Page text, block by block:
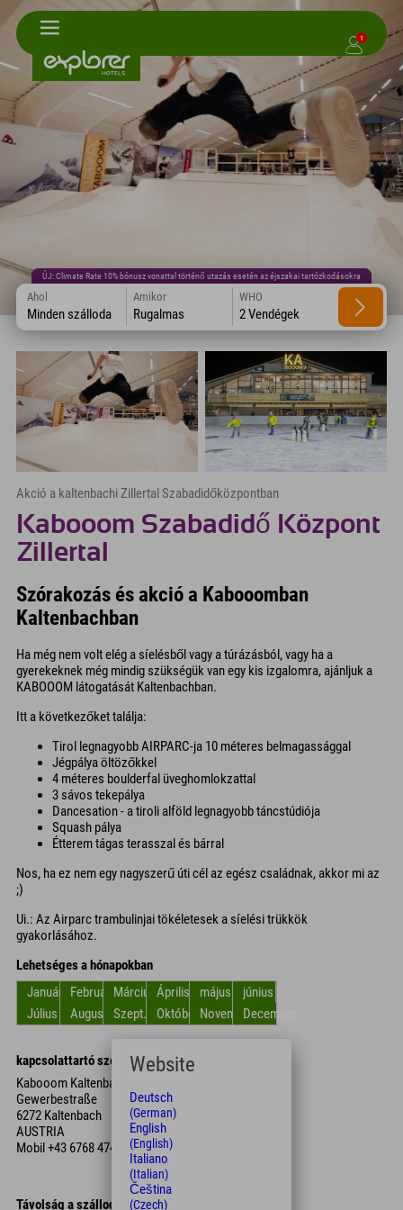
1
ÚJ: Climate Rate 10% bónusz vonattal történő utazás esetén az éjszakai tartózkodásokra
Ahol
Minden szálloda
Amikor
Rugalmas
WHO
2 Vendégek
Akció a kaltenbachi Zillertal Szabadidőközpontban
Kabooom Szabadidő Központ
Zillertal
Szórakozás és akció a Kabooomban
Kaltenbachban
Ha még nem volt elég a síelésből vagy a túrázásból, vagy ha a
gyerekeknek még mindig szükségük van egy kis izgalomra, ajánljuk a
KABOOOM látogatását Kaltenbachban.
Itt a következőket találja:
Tirol legnagyobb AIRPARC-ja 10 méteres belmagassággal
Jégpálya öltözőkkel
4 méteres boulderfal üveghomlokzattal
3 sávos tekepálya
Dancesation - a tiroli alföld legnagyobb táncstúdiója
Squash pálya
Étterem tágas terasszal és bárral
Nos, ha ez nem egy nagyszerű úti cél az egész családnak, akkor mi az
;)
Ui.: Az Airparc trambulinjai tökéletesek a síelési trükkök
gyakorlásához.
Lehetséges a hónapokban
Január
Február Március Április május
június
Július
AugusztusSzept. Október NovemberDecember
kapcsolattartó személy
Kabooom Kaltenbach
Gewerbestraße
6272 Kaltenbach
AUSTRIA
Mobil+43 6768 474 647 51
Távolság a szállodától
Website
Deutsch
(German)
English
(English)
Italiano
(Italian)
Čeština
(Czech)